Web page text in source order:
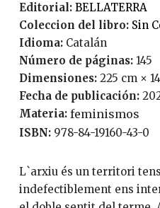
Editorial:
BELLATERRA
Coleccion del libro:
Sin
Idioma:
Catalán
Número de páginas: 145
Dimensiones: 225 cm ×
Fecha de publicación:
Materia: feminismos
ISBN: 978-84-19160-43-0
L`arxiu és un territori tensional que
indefectiblement ens